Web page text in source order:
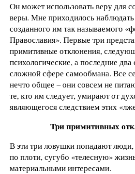
Он может использовать веру для
веры. Мне приходилось
созданного им так называемого
Православия». Первые три
примитивные отклонения,
психологические, а последние два
сложной сфере самообмана. Все
нечто общее – они совсем не
те, кто им следует, умирают от
являющегося следствием этих
Три примитивных
В эти три ловушки попадают
по плоти, сугубо «телесную»
материальными интересами.